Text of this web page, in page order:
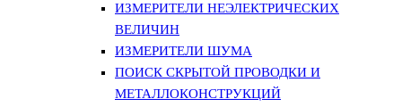
ИЗМЕРИТЕЛИ НЕЭЛЕКТРИЧЕСКИХ
ВЕЛИЧИН
ИЗМЕРИТЕЛИ ШУМА
ПОИСК СКРЫТОЙ ПРОВОДКИ И
МЕТАЛЛОКОНСТРУКЦИЙ